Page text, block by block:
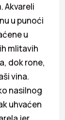
Akvareli
u punoći
u
mlitavih
dok rone,
vina.
nasilnog
uhvaćen